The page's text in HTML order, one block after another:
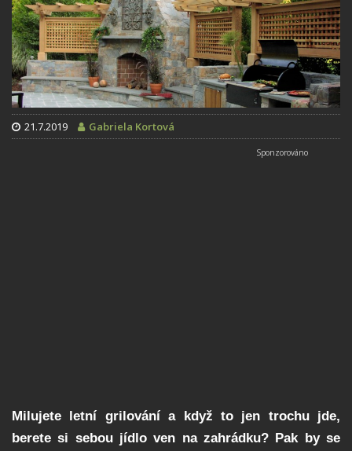
21.7.2019 Gabriela Kortová
Milujete letní grilování a když to jen trochu jde,
berete si sebou jídlo ven na zahrádku? Pak by se